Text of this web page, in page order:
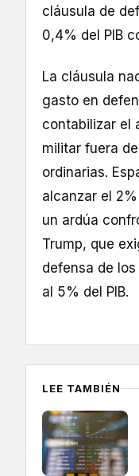
cláusula de
0,4% del PIB
La cláusula
gasto en
contabilizar el
militar fuera
ordinarias.
alcanzar el
un ardúa
Trump, que
defensa de
al 5% del PIB.
LEE TAMBIÉN